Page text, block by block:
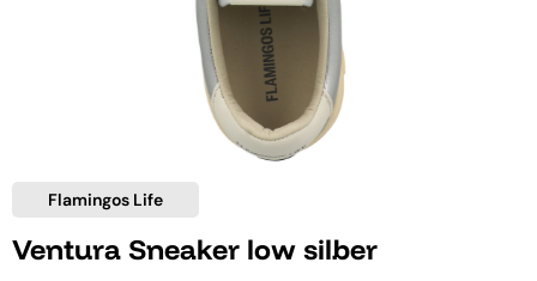
Flamingos Life
Ventura Sneaker low silber